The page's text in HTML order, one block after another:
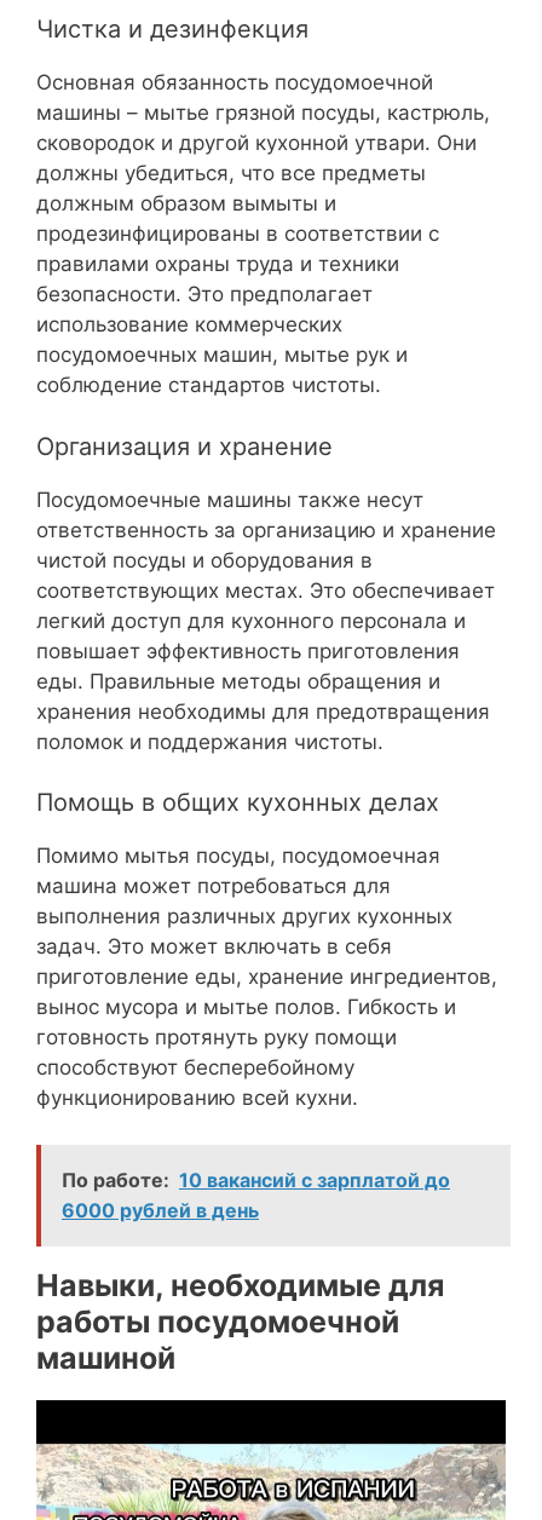
Чистка и дезинфекция
Основная обязанность посудомоечной
машины – мытье грязной посуды, кастрюль,
сковородок и другой кухонной утвари. Они
должны убедиться, что все предметы
должным образом вымыты и
продезинфицированы в соответствии с
правилами охраны труда и техники
безопасности. Это предполагает
использование коммерческих
посудомоечных машин, мытье рук и
соблюдение стандартов чистоты.
Организация и хранение
Посудомоечные машины также несут
ответственность за организацию и хранение
чистой посуды и оборудования в
соответствующих местах. Это обеспечивает
легкий доступ для кухонного персонала и
повышает эффективность приготовления
еды. Правильные методы обращения и
хранения необходимы для предотвращения
поломок и поддержания чистоты.
Помощь в общих кухонных делах
Помимо мытья посуды, посудомоечная
машина может потребоваться для
выполнения различных других кухонных
задач. Это может включать в себя
приготовление еды, хранение ингредиентов,
вынос мусора и мытье полов. Гибкость и
готовность протянуть руку помощи
способствуют бесперебойному
функционированию всей кухни.
По работе: 10 вакансий с зарплатой до
6000 рублей в день
Навыки, необходимые для
работы посудомоечной
машиной